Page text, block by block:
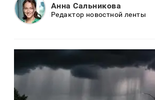
Анна Сальникова
Редактор новостной ленты